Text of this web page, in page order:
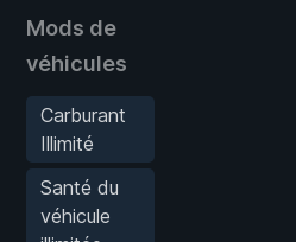
Mods de
véhicules
Carburant
Illimité
Santé du
véhicule